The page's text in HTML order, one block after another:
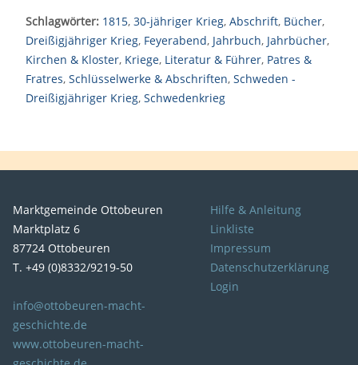
Schlagwörter: 1815, 30-jähriger Krieg, Abschrift, Bücher,
Dreißigjähriger Krieg, Feyerabend, Jahrbuch, Jahrbücher,
Kirchen & Kloster, Kriege, Literatur & Führer, Patres &
Fratres, Schlüsselwerke & Abschriften, Schweden -
Dreißigjähriger Krieg, Schwedenkrieg
Marktgemeinde Ottobeuren
Marktplatz 6
87724 Ottobeuren
T. +49 (0)8332/9219-50
info@ottobeuren-macht-
geschichte.de
www.ottobeuren-macht-
Hilfe & Anleitung
Linkliste
Impressum
Datenschutzerklärung
Login